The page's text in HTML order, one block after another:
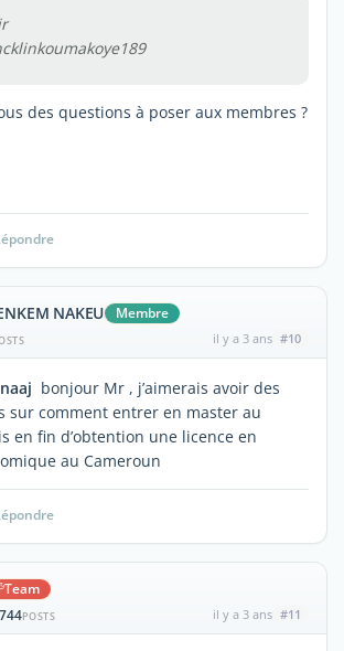
des questions à poser aux membres ?
NAKEU Membre
il y a 3 ans #10
bonjour Mr , j’aimerais avoir des
sur comment entrer en master au
en fin d’obtention une licence en
au Cameroun
Team
POSTS il y a 3 ans #11